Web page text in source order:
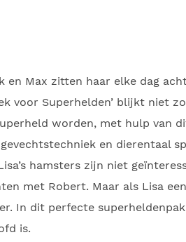
Max zitten haar elke dag
voor Superhelden’ blijkt niet
worden, met hulp van
en dierentaal
hamsters zijn niet
met Robert. Maar als Lisa
In dit perfecte
is.